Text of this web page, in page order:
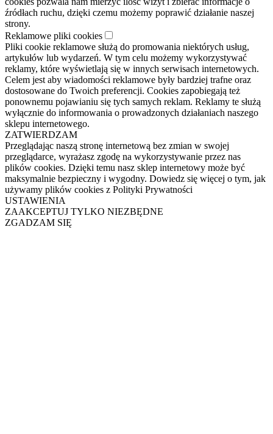
źródłach ruchu, dzięki czemu możemy poprawić działanie naszej
strony.
Reklamowe pliki cookies
Pliki cookie reklamowe służą do promowania niektórych usług,
artykułów lub wydarzeń. W tym celu możemy wykorzystywać
reklamy, które wyświetlają się w innych serwisach internetowych.
Celem jest aby wiadomości reklamowe były bardziej trafne oraz
dostosowane do Twoich preferencji. Cookies zapobiegają też
ponownemu pojawianiu się tych samych reklam. Reklamy te służą
wyłącznie do informowania o prowadzonych działaniach naszego
sklepu internetowego.
ZATWIERDZAM
Przeglądając naszą stronę internetową bez zmian w swojej
przeglądarce, wyrażasz zgodę na wykorzystywanie przez nas
plików cookies. Dzięki temu nasz sklep internetowy może być
maksymalnie bezpieczny i wygodny. Dowiedz się więcej o tym, jak
używamy plików cookies z Polityki Prywatności
USTAWIENIA
ZAAKCEPTUJ TYLKO NIEZBĘDNE
ZGADZAM SIĘ